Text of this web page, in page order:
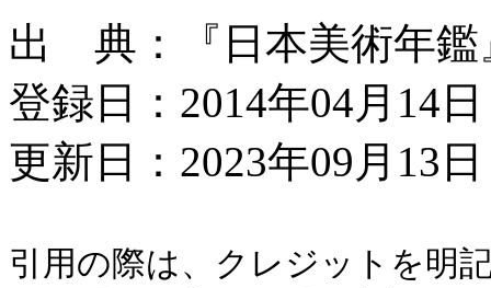
出 典：『日本美術年鑑
登録日：2014年04月14日
更新日：2023年09月13
引用の際は、クレジットを明